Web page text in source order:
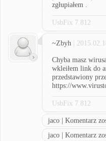
zgłupiałem .
UsbFix 7.812
~Zbyh |
Chyba masz
wkleiłem link do
przedstawiony
https://
UsbFix 7.812
jaco | Komentarz
jaco | Komentarz